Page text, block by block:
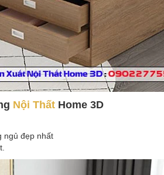
Nội Thất Home 3D
ngủ đẹp nhất